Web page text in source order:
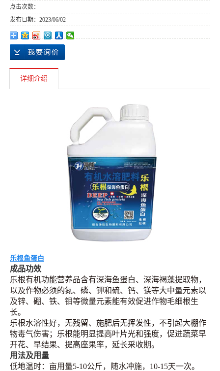
点击次数：
发布日期： 2023/06/02
详细介绍
乐根鱼蛋白
成品功效
乐根有机功能营养品含有深海鱼蛋白、深海褐藻提取物，
以及作物必须的氮、磷、钾和硫、钙、镁等大中量元素以
及锌、硼、铁、钼等微量元素能有效促进作物毛细根生
长。
乐根水溶性好，无残留、施肥后无挥发性，不引起大棚作
物毒气伤害；乐根能明显提高叶片光和强度，促进蔬菜早
开花、早结果、提高座果率，延长采收期。
用法及用量
低地温时：亩用量5-10公斤，随水冲施，10-15天一次。